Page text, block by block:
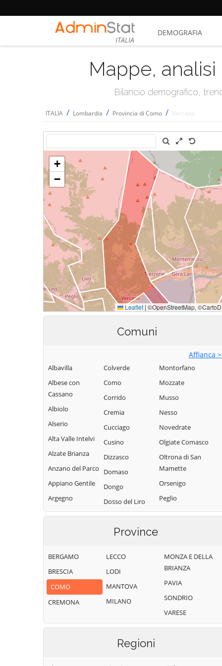
ITALIA
DEMOGRAFIA
Mappe,
Bilancio demografico,
ITALIA / Lombardia / Provincia di Como / Vercana
Comuni
Affianca
Albavilla
Albese con
Cassano
Albiolo
Alserio
Alta Valle Intelvi
Alzate Brianza
Anzano del Parco
Appiano Gentile
Argegno
Arosio
Bellagio
Bene Lario
Beregazzo con
Figliaro
Bizzarone
Colverde
Como
Corrido
Cremia
Cucciago
Cusino
Dizzasco
Domaso
Dongo
Dosso del Liro
Erba
Eupilio
Faloppio
Fenegrò
Figino Serenza
Fino Mornasco
Grandate
Montorfano
Mozzate
Musso
Nesso
Novedrate
Olgiate Comasco
Oltrona di San
Mamette
Orsenigo
Peglio
Pianello del Lario
Pognana Lario
Ponna
Ponte Lambro
Porlezza
Proserpio
Province
BERGAMO
BRESCIA
COMO
CREMONA
LECCO
LODI
MANTOVA
MILANO
MONZA E DELLA
BRIANZA
PAVIA
SONDRIO
VARESE
Regioni